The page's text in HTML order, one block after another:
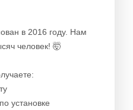
в 2016 году. Нам
человек! 🤯
установке